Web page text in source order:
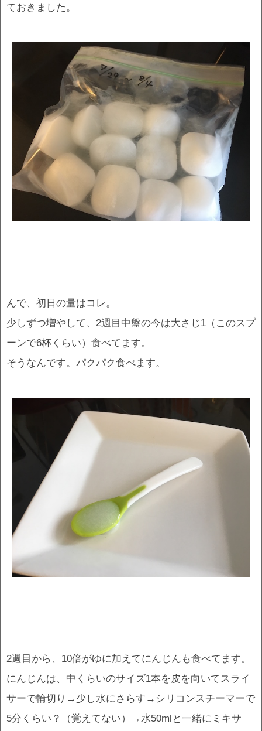
ておきました。
んで、初日の量はコレ。
少しずつ増やして、2週目中盤の今は大さじ1（このスプ
ーンで6杯くらい）食べてます。
そうなんです。パクパク食べます。
2週目から、10倍がゆに加えてにんじんも食べてます。
にんじんは、中くらいのサイズ1本を皮を向いてスライ
サーで輪切り→少し水にさらす→シリコンスチーマーで
5分くらい？（覚えてない）→水50mlと一緒にミキサ